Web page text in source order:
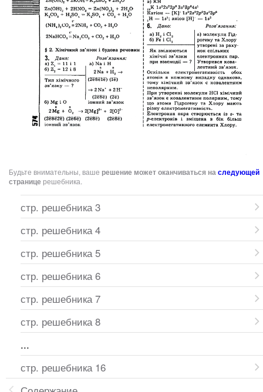
Будьте внимательны, ваше решение может оканчиваться наследующей
странице решебника.
стр. решебника 3
стр. решебника 4
стр. решебника 5
стр. решебника 6
стр. решебника 7
стр. решебника 8
...
стр. решебника 16